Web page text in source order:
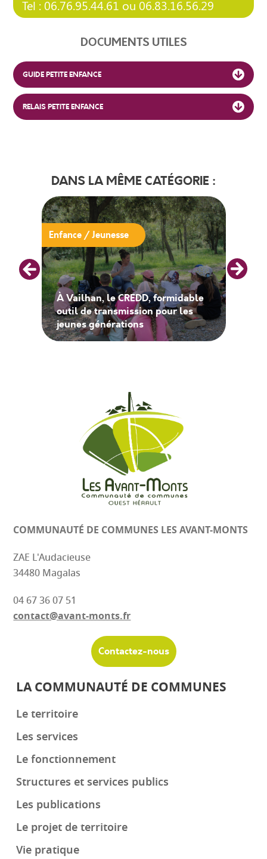
Tel : 06.76.95.44.61 ou 06.83.16.56.29
DOCUMENTS UTILES
GUIDE PETITE ENFANCE
RELAIS PETITE ENFANCE
DANS LA MÊME CATÉGORIE :
À Vailhan, le CREDD, formidable
outil de transmission pour les
jeunes générations
Enfance / Jeunesse
COMMUNAUTÉ DE COMMUNES LES AVANT-MONTS
ZAE L'Audacieuse
34480 Magalas
04 67 36 07 51
contact@avant-monts.fr
Contactez-nous
LA COMMUNAUTÉ DE COMMUNES
Le territoire
Les services
Le fonctionnement
Structures et services publics
Les publications
Le projet de territoire
Vie pratique